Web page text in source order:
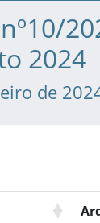
2024
de